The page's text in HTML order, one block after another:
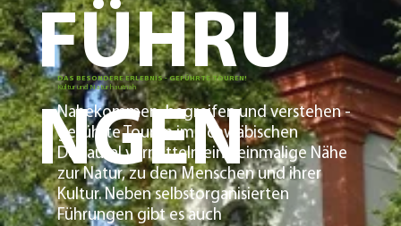
FÜHRU
NGEN
Nahekommen, begreifen und verstehen -
geführte Touren im Schwäbischen
Donautal vermitteln eine einmalige Nähe
zur Natur, zu den Menschen und ihrer
Kultur. Neben selbstorganisierten
Führungen gibt es auch
DAS BESONDERE ERLEBNIS - GEFÜHRTE TOUREN!
Kultur und Natur hautnah